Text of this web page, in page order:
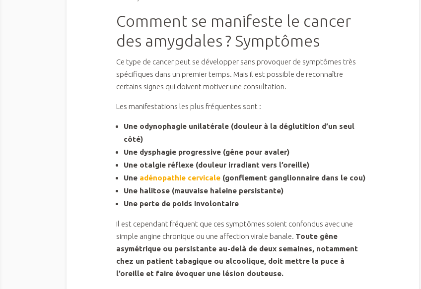
Comment se manifeste le cancer
des amygdales ? Symptômes
Ce type de cancer peut se développer sans provoquer de symptômes très
spécifiques dans un premier temps. Mais il est possible de reconnaître
certains signes qui doivent motiver une consultation.
Les manifestations les plus fréquentes sont :
Une odynophagie unilatérale (douleur à la déglutition d’un seul
côté)
Une dysphagie progressive (gêne pour avaler)
Une otalgie réflexe (douleur irradiant vers l’oreille)
Une adénopathie cervicale (gonflement ganglionnaire dans le cou)
Une halitose (mauvaise haleine persistante)
Une perte de poids involontaire
Il est cependant fréquent que ces symptômes soient confondus avec une
simple angine chronique ou une affection virale banale. Toute gêne
asymétrique ou persistante au-delà de deux semaines, notamment
chez un patient tabagique ou alcoolique, doit mettre la puce à
l’oreille et faire évoquer une lésion douteuse.